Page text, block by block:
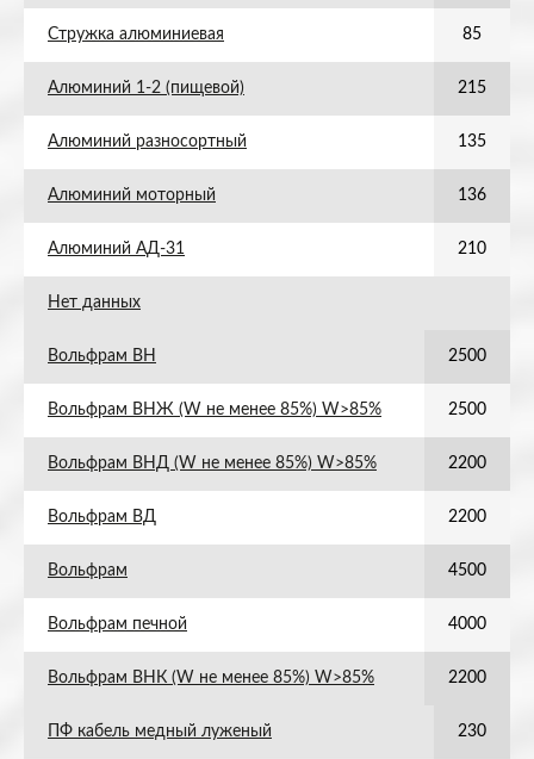
Стружка алюминиевая 85
Алюминий 1-2 (пищевой) 215
Алюминий разносортный 135
Алюминий моторный 136
Алюминий АД-31 210
Нет данных
Вольфрам ВН 2500
Вольфрам ВНЖ (W не менее 85%) W>85% 2500
Вольфрам ВНД (W не менее 85%) W>85% 2200
Вольфрам ВД 2200
Вольфрам 4500
Вольфрам печной 4000
Вольфрам ВНК (W не менее 85%) W>85% 2200
ПФ кабель медный луженый 230